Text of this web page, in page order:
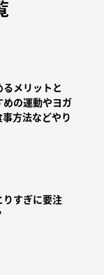
メリットと
めの運動やヨガ
方法などやり
りすぎに要注